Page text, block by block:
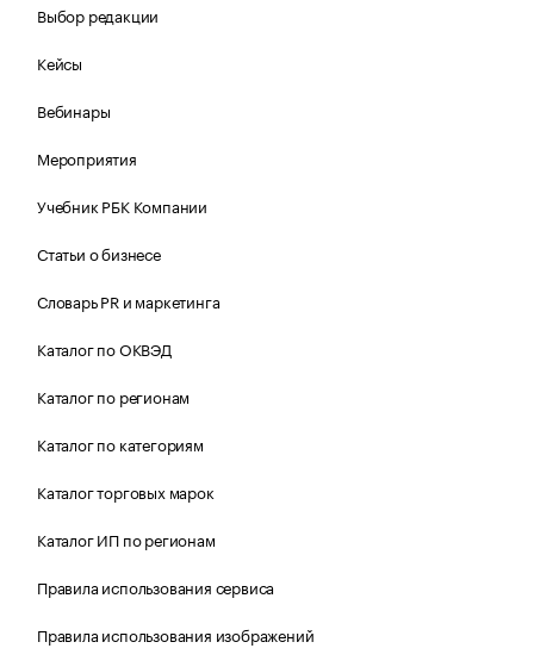
Выбор редакции
Кейсы
Вебинары
Мероприятия
Учебник РБК Компании
Статьи о бизнесе
Словарь PR и маркетинга
Каталог по ОКВЭД
Каталог по регионам
Каталог по категориям
Каталог торговых марок
Каталог ИП по регионам
Правила использования сервиса
Правила использования изображений